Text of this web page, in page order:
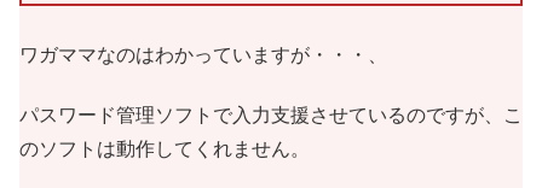
ワガママなのはわかっていますが・・・、
パスワード管理ソフトで入力支援させているのですが、こ
のソフトは動作してくれません。